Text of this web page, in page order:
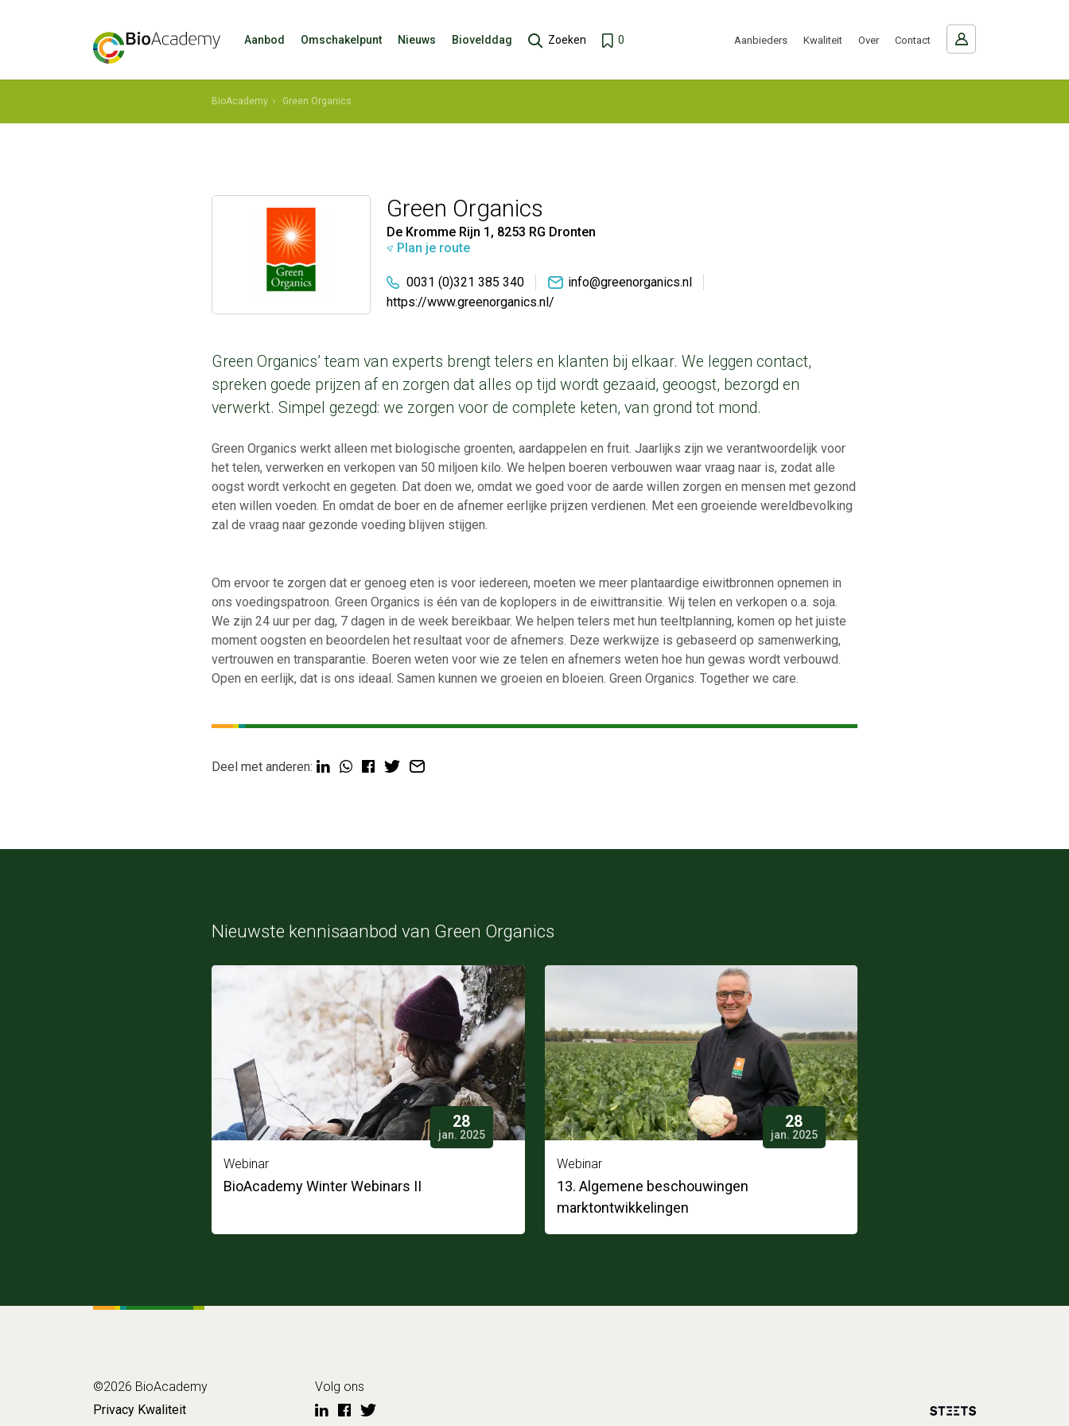
Aanbod Omschakelpunt Nieuws Biovelddag Zoeken 0 Aanbieders Kwaliteit Over Contact
BioAcademy Green Organics
Green Organics
De Kromme Rijn 1, 8253 RG Dronten
Plan je route
0031 (0)321 385 340
info@greenorganics.nl
https://www.greenorganics.nl/
Green Organics’ team van experts brengt telers en klanten bij elkaar. We leggen contact,
spreken goede prijzen af en zorgen dat alles op tijd wordt gezaaid, geoogst, bezorgd en
verwerkt. Simpel gezegd: we zorgen voor de complete keten, van grond tot mond.
Green Organics werkt alleen met biologische groenten, aardappelen en fruit. Jaarlijks zijn we verantwoordelijk voor
het telen, verwerken en verkopen van 50 miljoen kilo. We helpen boeren verbouwen waar vraag naar is, zodat alle
oogst wordt verkocht en gegeten. Dat doen we, omdat we goed voor de aarde willen zorgen en mensen met gezond
eten willen voeden. En omdat de boer en de afnemer eerlijke prijzen verdienen. Met een groeiende wereldbevolking
zal de vraag naar gezonde voeding blijven stijgen.
Om ervoor te zorgen dat er genoeg eten is voor iedereen, moeten we meer plantaardige eiwitbronnen opnemen in
ons voedingspatroon. Green Organics is één van de koplopers in de eiwittransitie. Wij telen en verkopen o.a. soja.
We zijn 24 uur per dag, 7 dagen in de week bereikbaar. We helpen telers met hun teeltplanning, komen op het juiste
moment oogsten en beoordelen het resultaat voor de afnemers. Deze werkwijze is gebaseerd op samenwerking,
vertrouwen en transparantie. Boeren weten voor wie ze telen en afnemers weten hoe hun gewas wordt verbouwd.
Open en eerlijk, dat is ons ideaal. Samen kunnen we groeien en bloeien. Green Organics. Together we care.
Deel met anderen:
Nieuwste kennisaanbod van Green Organics
28
jan. 2025
Webinar
BioAcademy Winter Webinars II
28
jan. 2025
Webinar
13. Algemene beschouwingen
marktontwikkelingen
©2026 BioAcademy
Privacy Kwaliteit
Volg ons